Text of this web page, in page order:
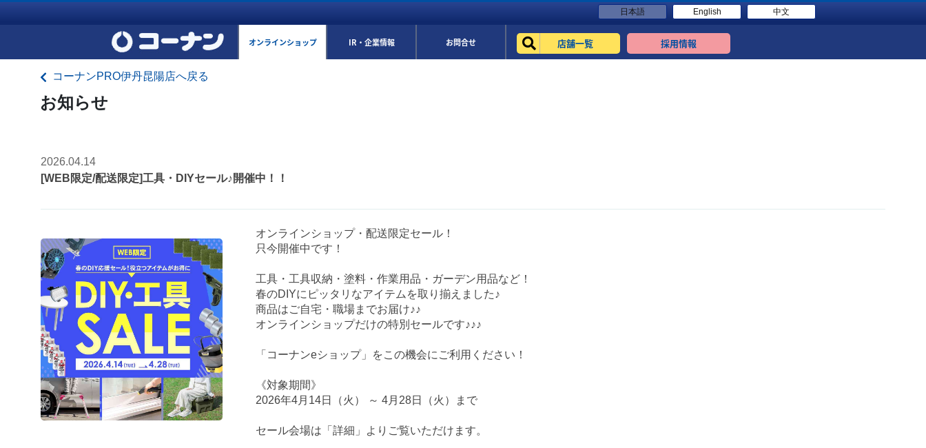
日本語 English 中文
オンラインショップ IR・企業情報 お問合せ 店舗一覧 採用情報
コーナンPRO伊丹昆陽店へ戻る
お知らせ
2026.04.14
[WEB限定/配送限定]工具・DIYセール♪開催中！！
オンラインショップ・配送限定セール！
只今開催中です！
工具・工具収納・塗料・作業用品・ガーデン用品など！
春のDIYにピッタリなアイテムを取り揃えました♪
商品はご自宅・職場までお届け♪♪
オンラインショップだけの特別セールです♪♪♪
「コーナンeショップ」をこの機会にご利用ください！
《対象期間》
2026年4月14日（火） ～ 4月28日（火）まで
セール会場は「詳細」よりご覧いただけます。